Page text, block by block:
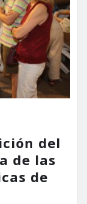
del
de las
de